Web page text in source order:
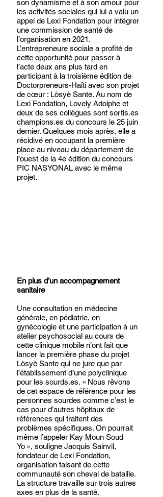
son dynamisme et à son amour pour
les activités sociales qui lui a valu un
appel de Lexi Fondation pour intégrer
une commission de santé de
l’organisation en 2021.
L’entrepreneure sociale a profité de
cette opportunité pour passer à
l’acte deux ans plus tard en
participant à la troisième édition de
Doctorpreneurs-Haïti avec son projet
de cœur : Lòsyè Sante. Au nom de
Lexi Fondation, Lovely Adolphe et
deux de ses collègues sont sortis.es
champions.es du concours le 25 juin
dernier. Quelques mois après, elle a
récidivé en occupant la première
place au niveau du département de
l’ouest de la 4e édition du concours
PIC NASYONAL avec le même
projet.
En plus d’un accompagnement
sanitaire
Une consultation en médecine
générale, en pédiatrie, en
gynécologie et une participation à un
atelier psychosocial au cours de
cette clinique mobile n’ont fait que
lancer la première phase du projet
Lòsyè Sante qui ne jure que par
l’établissement d’une polyclinique
pour les sourds.es. « Nous rêvons
de cet espace de référence pour les
personnes sourdes comme c’est le
cas pour d’autres hôpitaux de
références qui traitent des
problèmes spécifiques. On pourrait
même l’appeler Kay Moun Soud
Yo », souligne Jacquis Sainvil,
fondateur de Lexi Fondation,
organisation faisant de cette
communauté son cheval de bataille.
La structure travaille sur trois autres
axes en plus de la santé.